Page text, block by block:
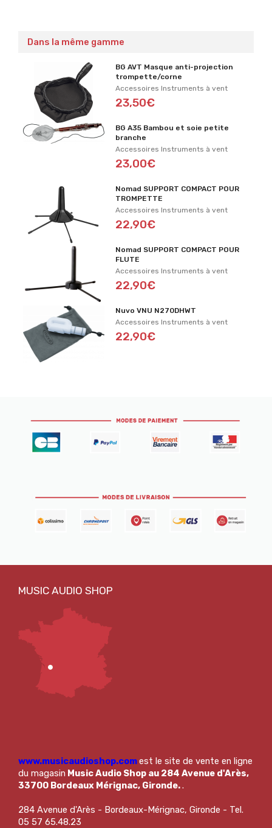
Dans la même gamme
BG AVT Masque anti-projection
trompette/corne
Accessoires Instruments à vent
23,50€
BG A35 Bambou et soie petite
branche
Accessoires Instruments à vent
23,00€
Nomad SUPPORT COMPACT POUR
TROMPETTE
Accessoires Instruments à vent
22,90€
Nomad SUPPORT COMPACT POUR
FLUTE
Accessoires Instruments à vent
22,90€
Nuvo VNU N270DHWT
Accessoires Instruments à vent
22,90€
www.musicaudioshop.comest le site de vente en ligne
du magasin Music Audio Shop au 284 Avenue d'Arès,
33700 Bordeaux Mérignac, Gironde..
284 Avenue d'Arès - Bordeaux-Mérignac, Gironde - Tel.
05 57 65.48.23